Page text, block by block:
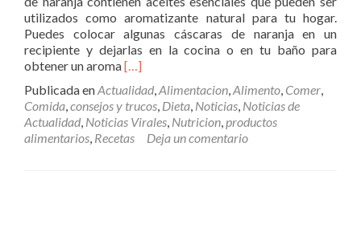
utilizados como aromatizante natural para tu hogar.
Puedes colocar algunas cáscaras de naranja en un
recipiente y dejarlas en la cocina o en tu baño para
obtener un aromaLeer
PUEDES
HACER
CON
LAS
[…]
Publicada enActualidad,Alimentacion,Alimento, Comer,
Comida,consejos y trucos, Dieta, Noticias, Noticias de
Actualidad, Noticias Virales, Nutricion,productos
alimentarios, Recetas Deja un comentario